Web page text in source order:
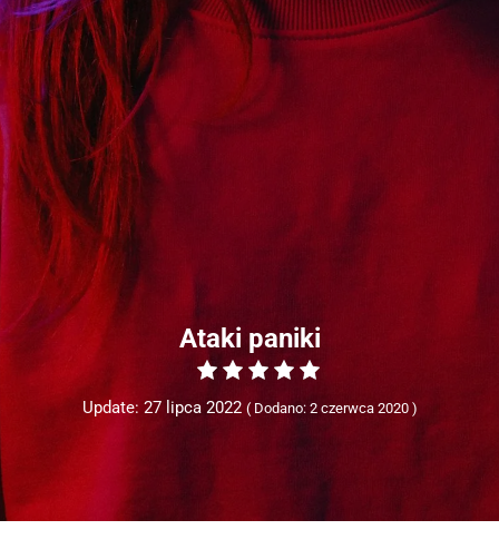
Ataki paniki
Update: 27 lipca 2022 Dodano: 2 czerwca 2020